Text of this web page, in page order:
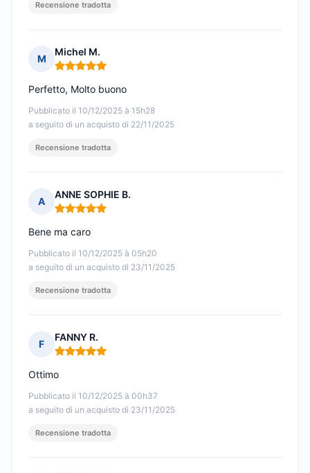
Recensione tradotta
M
Michel M.
Nota: 5 su 5
Pubblicato il 10/12/2025 à 15h28
a seguito di un acquisto di 22/11/2025
Perfetto, Molto buono
Recensione tradotta
A
ANNE SOPHIE B.
Nota: 5 su 5
Pubblicato il 10/12/2025 à 05h20
a seguito di un acquisto di 23/11/2025
Bene ma caro
Recensione tradotta
F
FANNY R.
Nota: 5 su 5
Pubblicato il 10/12/2025 à 00h37
a seguito di un acquisto di 23/11/2025
Ottimo
Recensione tradotta